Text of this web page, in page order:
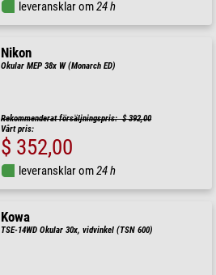
leveransklar om24 h
Nikon
Okular MEP 38x W (Monarch ED)
Rekommenderat försäljningspris: $ 392,00
Vårt pris:
$ 352,00
leveransklar om24 h
Kowa
TSE-14WD Okular 30x, vidvinkel (TSN 600)